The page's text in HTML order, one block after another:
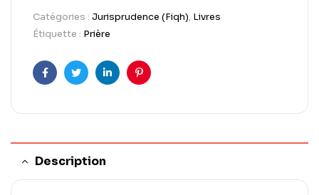
Catégories : Jurisprudence (Fiqh), Livres
Étiquette : Prière
FacebookTwitterLinkedInPinterest
Description